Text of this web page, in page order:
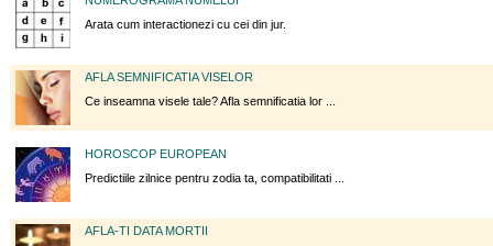
Arata cum interactionezi cu cei din jur.
AFLA SEMNIFICATIA VISELOR
Ce inseamna visele tale? Afla semnificatia lor ...
HOROSCOP EUROPEAN
Predictiile zilnice pentru zodia ta, compatibilitati ...
AFLA-TI DATA MORTII